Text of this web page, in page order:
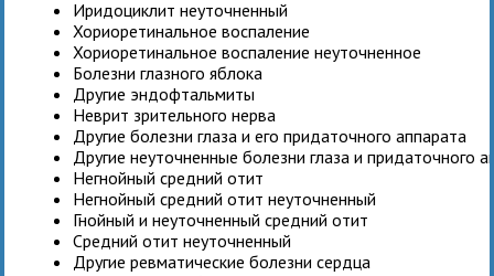
Иридоциклит неуточненный
Хориоретинальное воспаление
Хориоретинальное воспаление неуточненное
Болезни глазного яблока
Другие эндофтальмиты
Неврит зрительного нерва
Другие болезни глаза и его придаточного аппарата
Другие неуточненные болезни глаза и придаточного
Негнойный средний отит
Негнойный средний отит неуточненный
Гнойный и неуточненный средний отит
Средний отит неуточненный
Другие ревматические болезни сердца